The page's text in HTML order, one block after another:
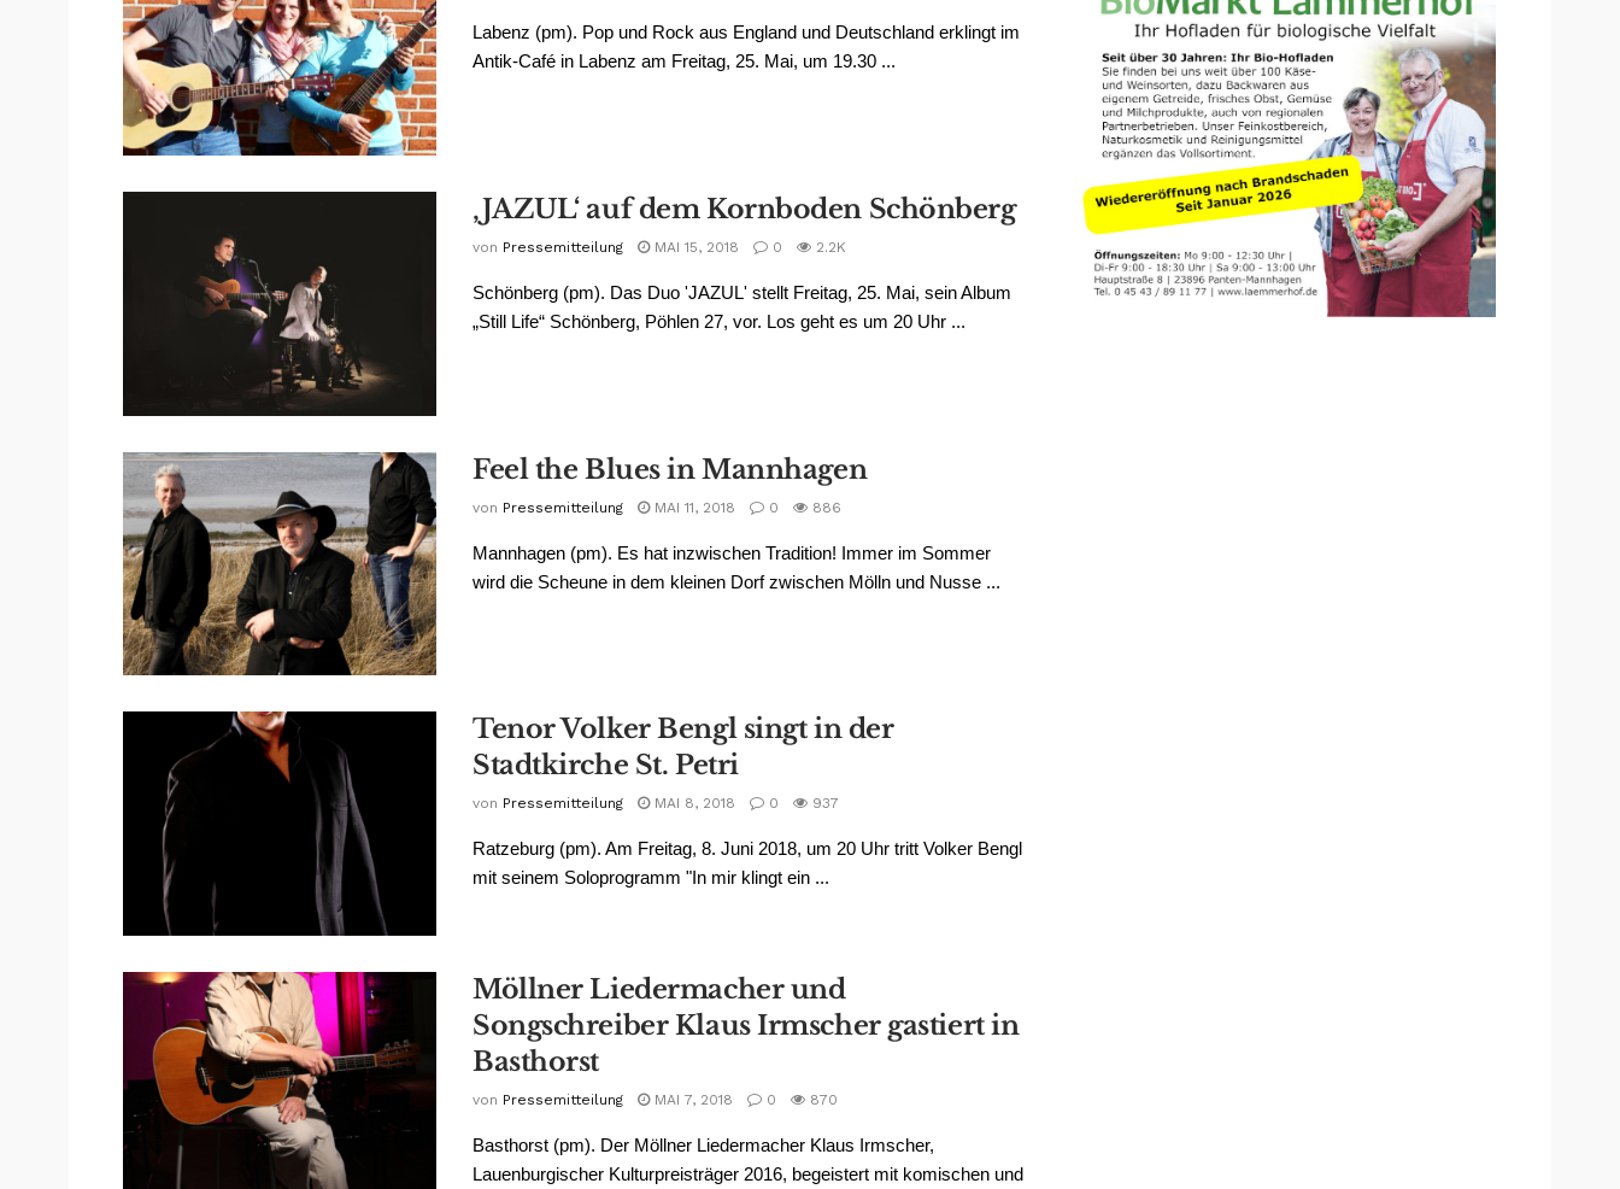
Labenz (pm). Pop und Rock aus England und Deutschland erklingt im
Antik-Café in Labenz am Freitag, 25. Mai, um 19.30 ...
‚JAZUL‘ auf dem Kornboden Schönberg
von Pressemitteilung MAI 15, 2018 0 2.2K
Schönberg (pm). Das Duo 'JAZUL' stellt Freitag, 25. Mai, sein Album
„Still Life“ Schönberg, Pöhlen 27, vor. Los geht es um 20 Uhr ...
Feel the Blues in Mannhagen
von Pressemitteilung MAI 11, 2018 0 886
Mannhagen (pm). Es hat inzwischen Tradition! Immer im Sommer
wird die Scheune in dem kleinen Dorf zwischen Mölln und Nusse ...
Tenor Volker Bengl singt in der
Stadtkirche St. Petri
von Pressemitteilung MAI 8, 2018 0 937
Ratzeburg (pm). Am Freitag, 8. Juni 2018, um 20 Uhr tritt Volker Bengl
mit seinem Soloprogramm "In mir klingt ein ...
Möllner Liedermacher und
Songschreiber Klaus Irmscher gastiert in
Basthorst
von Pressemitteilung MAI 7, 2018 0 870
Basthorst (pm). Der Möllner Liedermacher Klaus Irmscher,
Lauenburgischer Kulturpreisträger 2016, begeistert mit komischen und